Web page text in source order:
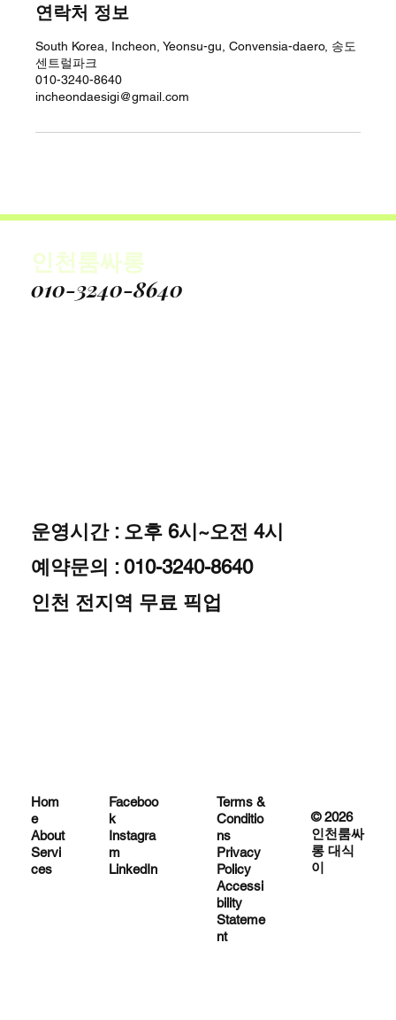
연락처 정보
South Korea, Incheon, Yeonsu-gu, Convensia-daero, 송도
센트럴파크
010-3240-8640
incheondaesigi@gmail.com
인천룸싸롱
010-3240-8640
운영시간 : 오후 6시~오전 4시
예약문의 : 010-3240-8640
인천 전지역 무료 픽업
Hom
e
About
Servi
ces
Faceboo
k
Instagra
m
LinkedIn
Terms &
Conditio
ns
Privacy
Policy
Accessi
bility
Stateme
nt
© 2026
인천룸싸
롱 대식
이